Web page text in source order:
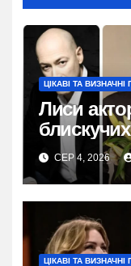
ЦІКАВІ ТА ВИЗНАЧНІ
Лиси
СЕР 4, 2026
ЦІКАВІ ТА ВИЗНАЧНІ